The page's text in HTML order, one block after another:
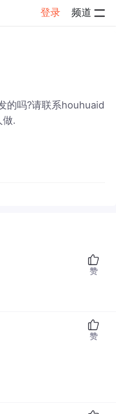
登录 频道
的吗?请联系houhuaid
做.
赞
赞